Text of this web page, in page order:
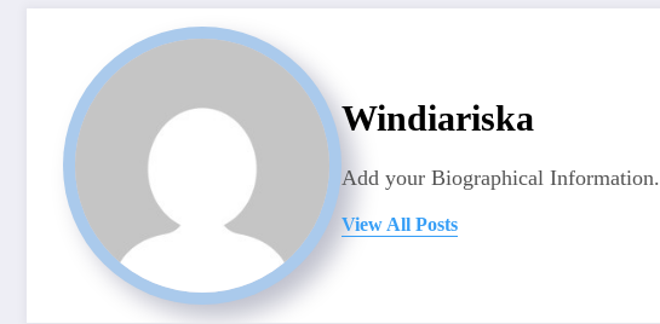
Windiariska
Add your Biographical Information.
View All Posts